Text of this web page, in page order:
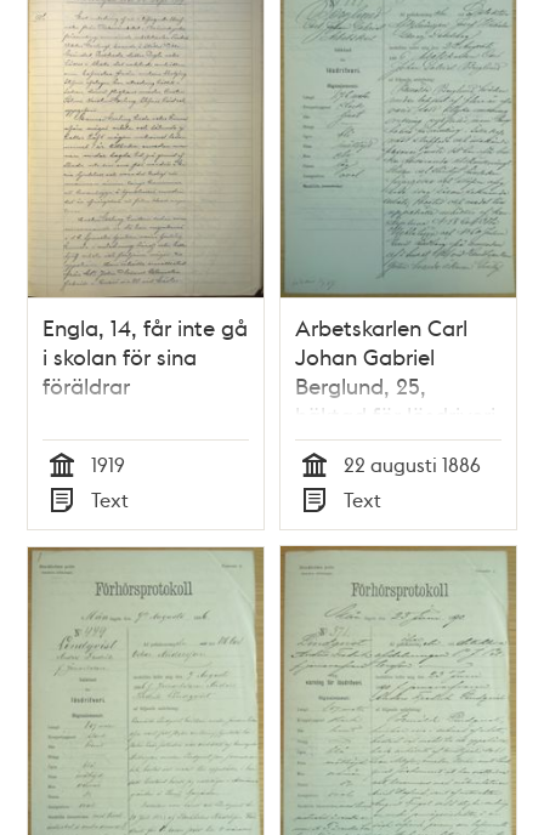
Engla, 14, får inte gå
i skolan för sina
föräldrar
Tid
1919
Typ
Text
Arbetskarlen Carl
Johan Gabriel
Berglund, 25,
häktad för lösdriveri
22 augusti 1886 -
polisförhör
Tid
22 augusti 1886
Typ
Text